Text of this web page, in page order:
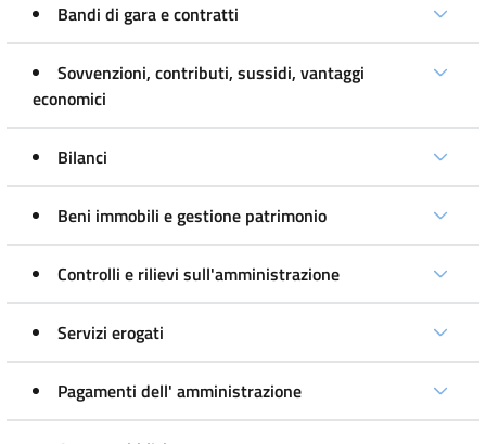
Bandi di gara e contratti
Sovvenzioni, contributi, sussidi, vantaggi
economici
Bilanci
Beni immobili e gestione patrimonio
Controlli e rilievi sull'amministrazione
Servizi erogati
Pagamenti dell' amministrazione